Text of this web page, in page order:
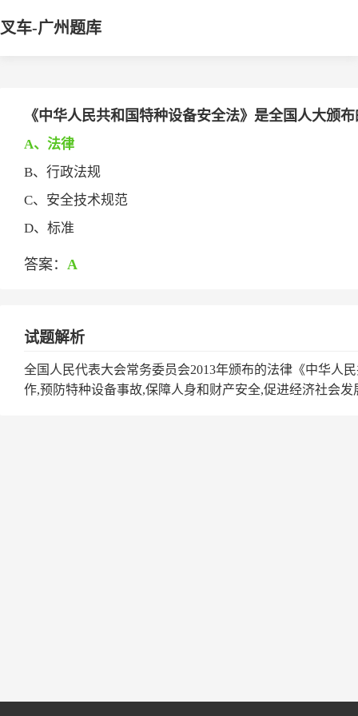
叉车-广州题库
《中华人民共和国特种设备安全法》是全国人大颁布
A、法律
B、行政法规
C、安全技术规范
D、标准
答案： A
试题解析
全国人民代表大会常务委员会2013年颁布的法律《中华人
作,预防特种设备事故,保障人身和财产安全,促进经济社会发